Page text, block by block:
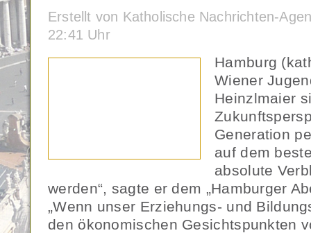
Erstellt von Katholische Nachrichten-
22:41 Uhr
Hamburg
Wiener
Heinzlmaier
Generation
auf dem
absolute
werden“, sagte er dem „Hamburger
„Wenn unser Erziehungs- und
den ökonomischen Gesichtspunkten